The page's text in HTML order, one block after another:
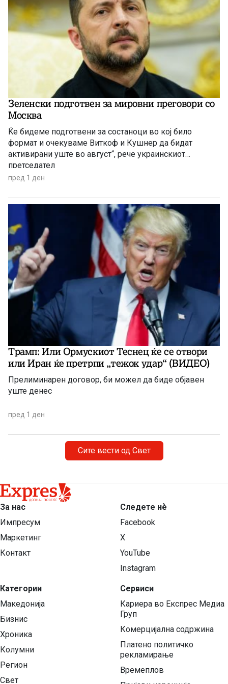
Зеленски подготвен за мировни преговори со
Москва
Ќе бидеме подготвени за состаноци во кој било
формат и очекуваме Виткоф и Кушнер да бидат
активирани уште во август“, рече украинскиот
претседател
пред 1 ден
Трамп: Или Ормускиот Теснец ќе се отвори
или Иран ќе претрпи „тежок удар“ (ВИДЕО)
Прелиминарен договор, би можел да биде објавен
уште денес
пред 1 ден
Сите вести од Свет
За нас
Импресум
Маркетинг
Контакт
Категории
Македонија
Бизнис
Хроника
Колумни
Регион
Свет
Следете нѐ
Facebook
X
YouTube
Instagram
Сервиси
Кариера во Експрес Медиа
Груп
Комерцијална содржина
Платено политичко
рекламирање
Времеплов